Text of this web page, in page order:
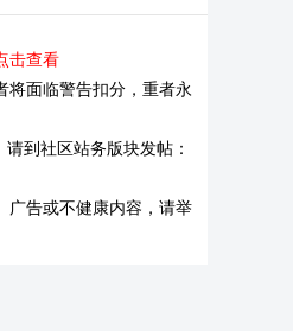
击查看
将面临警告扣分，重者永
到社区站务版块发帖：
广告或不健康内容，请举